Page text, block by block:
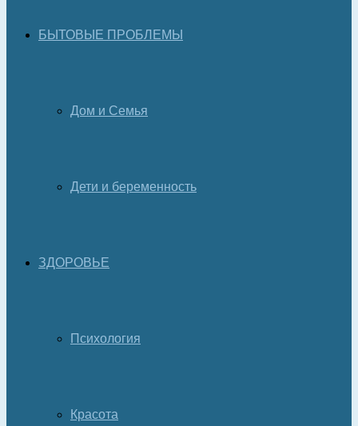
БЫТОВЫЕ ПРОБЛЕМЫ
Дом и Семья
Дети и беременность
ЗДОРОВЬЕ
Психология
Красота